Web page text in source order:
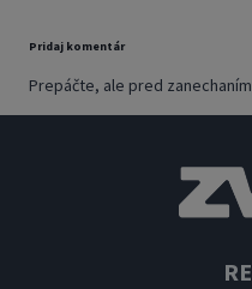
Pridaj komentár
Prepáčte, ale pred